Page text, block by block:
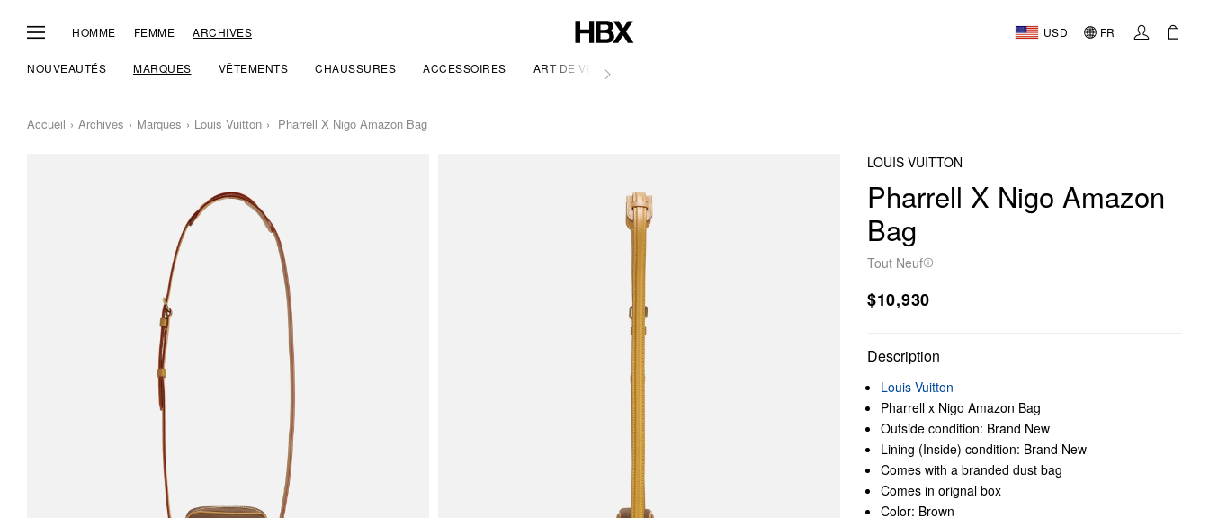
HOMME FEMME ARCHIVES USD FR
NOUVEAUTÉS MARQUES VÊTEMENTS CHAUSSURES ACCESSOIRES ART DE VIVRE
Accueil Archives Marques Louis Vuitton Pharrell X Nigo Amazon Bag
LOUIS VUITTON
Pharrell X Nigo Amazon
Bag
Tout Neuf
$10,930
Description
Louis Vuitton
Pharrell x Nigo Amazon Bag
Outside condition: Brand New
Lining (Inside) condition: Brand New
Comes with a branded dust bag
Comes in orignal box
Color: Brown